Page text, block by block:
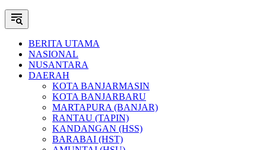
BERITA UTAMA
NASIONAL
NUSANTARA
DAERAH
KOTA BANJARMASIN
KOTA BANJARBARU
MARTAPURA (BANJAR)
RANTAU (TAPIN)
KANDANGAN (HSS)
BARABAI (HST)